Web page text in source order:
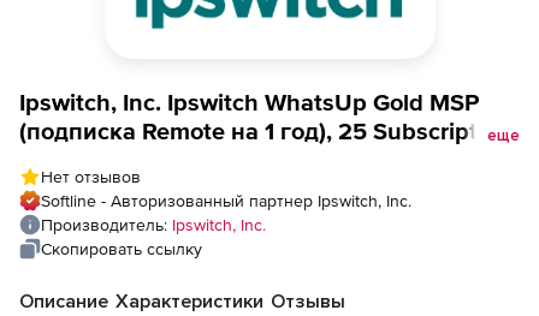
Ipswitch, Inc. Ipswitch WhatsUp Gold MSP
(подписка Remote на 1 год), 25 Subscription
еще
Нет отзывов
Softline - Авторизованный партнер Ipswitch, Inc.
Производитель: Ipswitch, Inc.
Скопировать ссылку
Описание Характеристики Отзывы